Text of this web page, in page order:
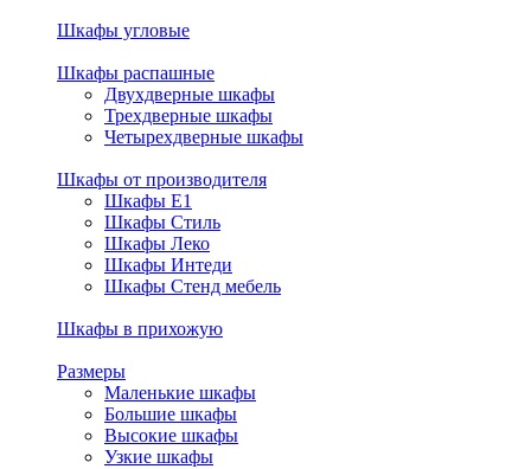
Шкафы угловые
Шкафы распашные
Двухдверные шкафы
Трехдверные шкафы
Четырехдверные шкафы
Шкафы от производителя
Шкафы E1
Шкафы Стиль
Шкафы Леко
Шкафы Интеди
Шкафы Стенд мебель
Шкафы в прихожую
Размеры
Маленькие шкафы
Большие шкафы
Высокие шкафы
Узкие шкафы